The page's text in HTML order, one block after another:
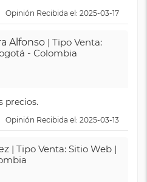
Opinión Recibida el: 2025-03-17
Alfonso | Tipo Venta:
- Colombia
precios.
Opinión Recibida el: 2025-03-13
| Tipo Venta: Sitio Web |